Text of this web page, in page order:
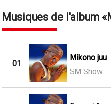
Musiques de l'album
01
Mikono juu
SM Show